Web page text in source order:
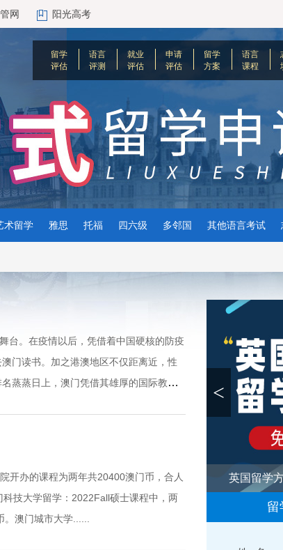
网 阳光高考
留学
评估
语言
评测
就业
评估
申请
评估
留学
方案
语言
课程
术留学 雅思 托福 四六级 多邻国 其他语言考试
台。在疫情以后，凭借着中国硬核的防疫
门读书。加之港澳地区不仅距离近，性
蒸蒸日上，澳门凭借其雄厚的国际教育
开办的课程为两年共20400澳门币，合人
技大学留学：2022Fall硕士课程中，两
澳门城市大学......
香港留学
<
留